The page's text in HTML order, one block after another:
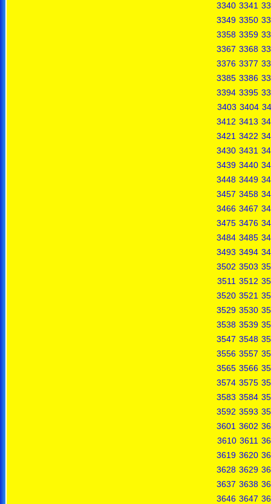
3340 3341
3349 3350
3358 3359
3367 3368
3376 3377
3385 3386
3394 3395
3403 3404
3412 3413
3421 3422
3430 3431
3439 3440
3448 3449
3457 3458
3466 3467
3475 3476
3484 3485
3493 3494
3502 3503
3511 3512
3520 3521
3529 3530
3538 3539
3547 3548
3556 3557
3565 3566
3574 3575
3583 3584
3592 3593
3601 3602
3610 3611
3619 3620
3628 3629
3637 3638
3646 3647